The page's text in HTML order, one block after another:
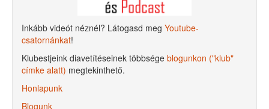
Inkább videót néznél? Látogasd meg Youtube-
csatornánkat!
Klubestjeink diavetítéseinek többsége blogunkon ("klub"
címke alatt) megtekinthető.
Honlapunk
Blogunk